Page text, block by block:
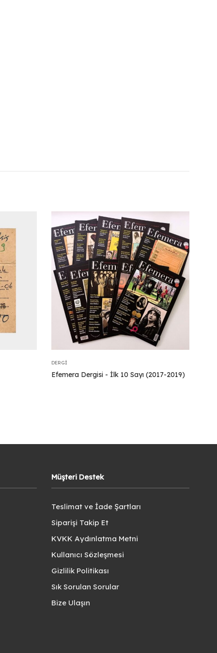
DERGI
Efemera Dergisi - İlk 10 Sayı (2017-2019)
Müşteri Destek
Teslimat ve İade Şartları
Siparişi Takip Et
KVKK Aydınlatma Metni
Kullanıcı Sözleşmesi
Gizlilik Politikası
Sık Sorulan Sorular
Bize Ulaşın